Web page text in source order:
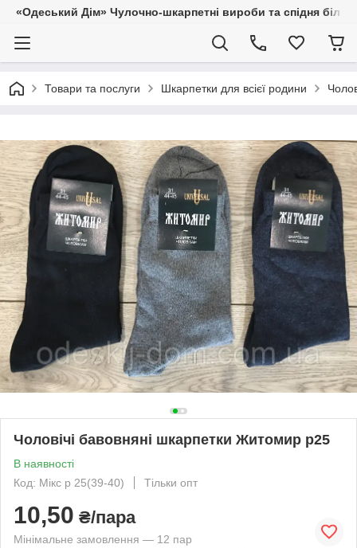
«Одеський Дім» Чулочно-шкарпетні вироби та спідня
Товари та послуги Шкарпетки для всієї родини
Чоловічі бавовняні шкарпетки Житомир р25
В наявності
Код: Мікс р 25(39-40)
Тільки опт
10,50 ₴/пара
Мінімальне замовлення — 12 пар